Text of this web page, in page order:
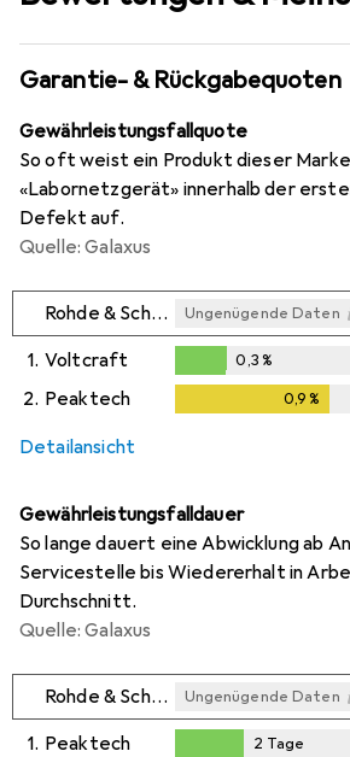
Garantie- & Rückgabequoten
Gewährleistungsfallquote
So oft weist ein Produkt dieser
«Labornetzgerät» innerhalb der
Defekt auf.
Quelle: Galaxus
Rohde & Schwarz Ungenügende Daten
1. Voltcraft
0,3%
0,3%
2. Peaktech 0,9%
Detailansicht
Gewährleistungsfalldauer
So lange dauert eine Abwicklung ab
Servicestelle bis Wiedererhalt in
Durchschnitt.
Quelle: Galaxus
Rohde & Schwarz Ungenügende Daten
1. Peaktech 2 Tage